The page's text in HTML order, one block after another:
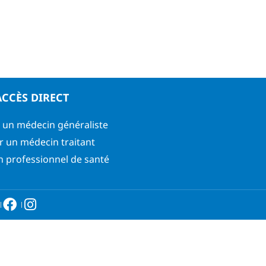
DIRECT
médecin généraliste
un médecin traitant
professionnel de santé